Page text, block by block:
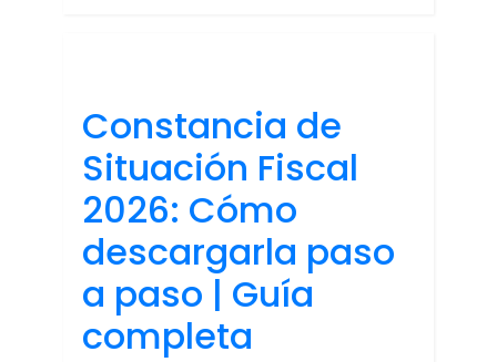
Constancia de
Situación Fiscal
2026: Cómo
descargarla paso
a paso | Guía
completa